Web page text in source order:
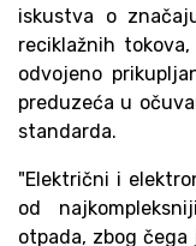
iskustva o
reciklažnih
odvojeno
preduzeća u
standarda.
"Električni i
od
otpada, zbog